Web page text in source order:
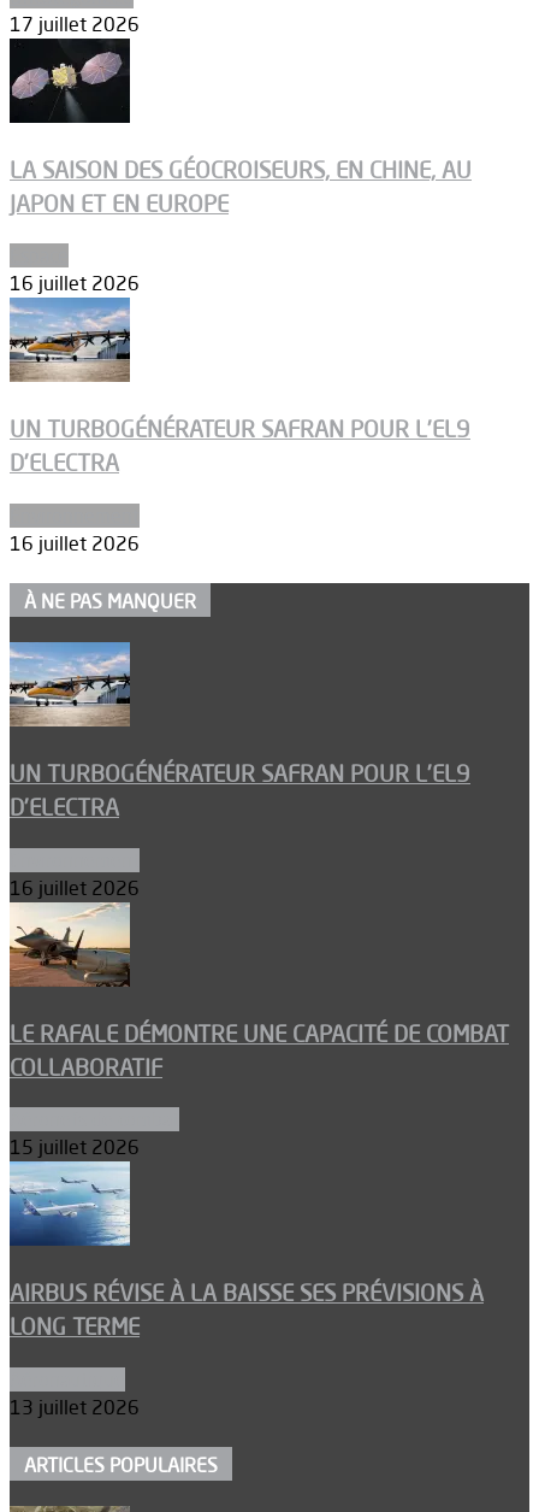
17 juillet 2026
LA SAISON DES GÉOCROISEURS, EN CHINE, AU
JAPON ET EN EUROPE
16 juillet 2026
UN TURBOGÉNÉRATEUR SAFRAN POUR L’EL9
D’ELECTRA
16 juillet 2026
À NE PAS MANQUER
UN TURBOGÉNÉRATEUR SAFRAN POUR L’EL9
D’ELECTRA
16 juillet 2026
LE RAFALE DÉMONTRE UNE CAPACITÉ DE COMBAT
COLLABORATIF
15 juillet 2026
AIRBUS RÉVISE À LA BAISSE SES PRÉVISIONS À
LONG TERME
13 juillet 2026
ARTICLES POPULAIRES